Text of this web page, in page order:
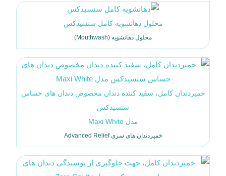
محلول دهانشویه (Mouthwash)
محلول دهانشویه کامل سنسیدکس
خمیردندان های سری Advanced Relief
خمیردندان کامل، سفید کننده دندان مخصوص دندان های حساس
سنسیدکس
مدل Maxi White